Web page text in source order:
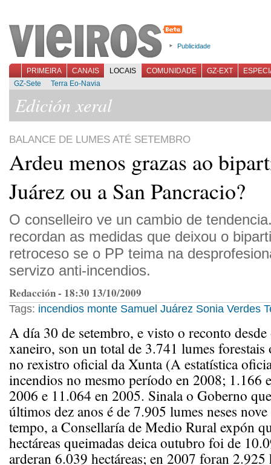
Publicidade
PRIMEIRA CANAIS LOCAIS COMUNIDADE GZ-EXT
GZ-Sete
Terra Eo-Navia
Edición xeral
BALANCE DE LUMES ATÉ SETEMBRO
Ardeu menos grazas ao
Juárez ou a San Pancracio?
O conselleiro ve un cambio de
recordan as medidas que deixou o
retroceso se o PP teima na
servizo anti-incendios.
Redacción - 18:30 13/10/2009
Tags: incendios monte Samuel Juárez Sonia Verdes
A día 30 de setembro, e visto o reconto
xaneiro, son un total de 3.741 lumes forestais
no rexistro oficial da Xunta (A estatística
incendios no mesmo período en 2008; 1.166
2006 e 11.064 en 2005. Sinala o Goberno
últimos dez anos é de 7.905 lumes neses
tempo, a Consellaría de Medio Rural expón
hectáreas queimadas deica outubro foi de
arderan 6.039 hectáreas; en 2007 foran